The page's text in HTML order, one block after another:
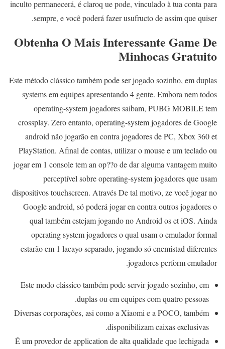
inculto permanecerá, é claroq ue pode, vinculado à tua conta para
sempre, e você poderá fazer usufructo de assim que quiser.
Obtenha O Mais Interessante Game De
Minhocas Gratuito
Este método clássico também pode ser jogado sozinho, em duplas
systems em equipes apresentando 4 gente. Embora nem todos
operating-system jogadores saibam, PUBG MOBILE tem
crossplay. Zero entanto, operating-system jogadores de Google
android não jogarão en contra jogadores de PC, Xbox 360 et
PlayStation. Afinal de contas, utilizar o mouse e um teclado ou
jogar em 1 console tem an op??o de dar alguma vantagem muito
perceptível sobre operating-system jogadores que usam
dispositivos touchscreen. Através De tal motivo, ze você jogar no
Google android, só poderá jogar en contra outros jogadores o
qual também estejam jogando no Android os et iOS. Ainda
operating system jogadores o qual usam o emulador formal
estarão em 1 lacayo separado, jogando só enemistad diferentes
jogadores perform emulador.
Este modo clássico também pode servir jogado sozinho, em
duplas ou em equipes com quatro pessoas.
Diversas corporações, asi como a Xiaomi e a POCO, também
disponibilizam caixas exclusivas.
É um provedor de application de alta qualidade que lechigada